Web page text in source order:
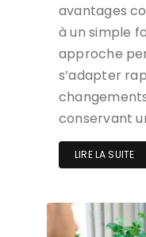
avantages
à un simple
approche
s’adapter
conservant
LIRE LA SUITE